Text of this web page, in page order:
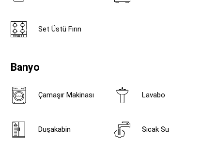
Set Üstü Fırın
Banyo
Çamaşır Makinası Lavabo
Duşakabin Sıcak Su